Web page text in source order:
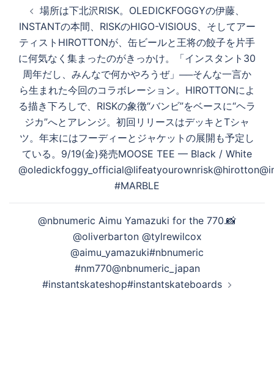
ナ
ビ
ゲ
ー
シ
ン
場所は下北沢RISK。OLEDICKFOGGYの伊藤、
INSTANTの本間、RISKのHIGO-VISIOUS、そしてアー
ティストHIROTTONが、缶ビールと王将の餃子を片手
に何気なく集まったのがきっかけ。「インスタント30
周年だし、みんなで何かやろうぜ」──そんな一言か
ら生まれた今回のコラボレーション。HIROTTONによ
る描き下ろしで、RISKの象徴“バンビ”をベースに“ヘラ
ジカ”へとアレンジ。初回リリースはデッキとTシャ
ツ。年末にはフーディーとジャケットの展開も予定し
ている。9/19(金)発売MOOSE TEE — Black / White
#MARBLE
@nbnumeric Aimu Yamazuki for the 770.⁠⁠📸
@oliverbarton⁠️ @tylrewilcox
@aimu_yamazuki#nbnumeric
#nm770@nbnumeric_japan
#instantskateshop#instantskateboards